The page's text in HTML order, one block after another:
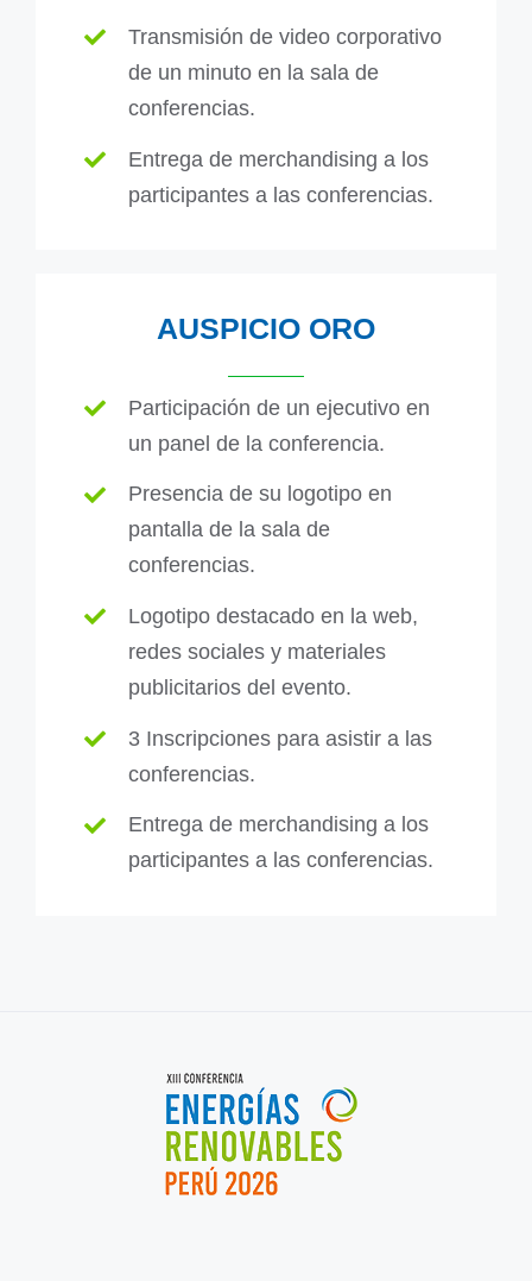
Transmisión de video corporativo
de un minuto en la sala de
conferencias.
Entrega de merchandising a los
participantes a lasconferencias.
AUSPICIO ORO
Participación de un ejecutivo en
un panel de laconferencia.
Presencia de su logotipo en
pantalla de la sala de
conferencias.
Logotipo destacado en la web,
redes sociales y materiales
publicitarios del evento.
3 Inscripciones para asistir a las
conferencias.
Entrega de merchandising a los
participantes a lasconferencias.